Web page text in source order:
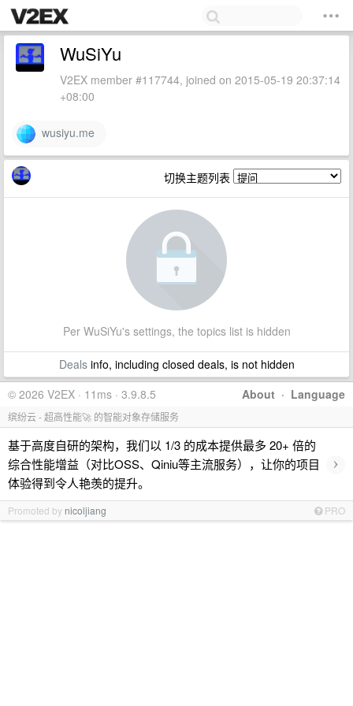
WuSiYu
V2EX member #117744, joined on 2015-05-19 20:37:14
+08:00
wusiyu.me
切换主题列表
Per WuSiYu's settings, the topics list is hidden
Dealsinfo, including closed deals, is not hidden
About · Language
© 2026 V2EX · 11ms · 3.9.8.5
缤纷云 - 超高性能🚀 的智能对象存储服务
基于高度自研的架构，我们以 1/3 的成本提供最多 20+ 倍的
综合性能增益（对比OSS、Qiniu等主流服务），让你的项目
体验得到令人艳羡的提升。
›
Promoted by nicoljiang PRO